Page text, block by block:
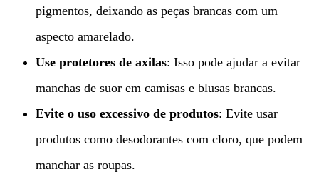
pigmentos, deixando as peças brancas com um
aspecto amarelado.
Use protetores de axilas: Isso pode ajudar a evitar
manchas de suor em camisas e blusas brancas.
Evite o uso excessivo de produtos: Evite usar
produtos como desodorantes com cloro, que podem
manchar as roupas.